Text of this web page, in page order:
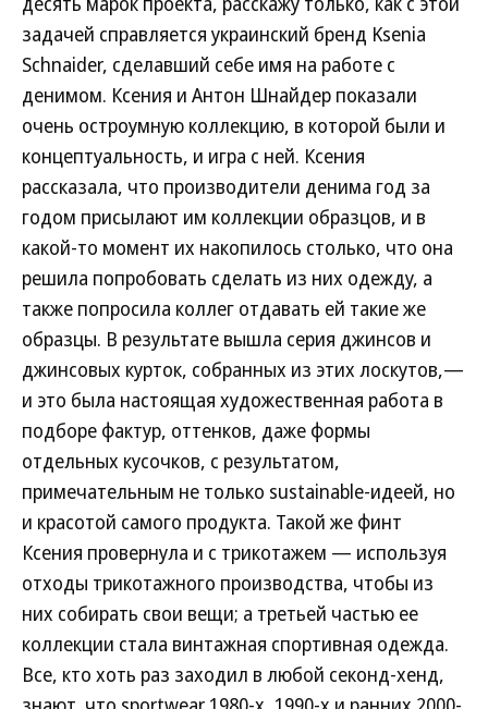
задачей справляется украинский бренд Ksenia
Schnaider, сделавший себе имя на работе с
денимом. Ксения и Антон Шнайдер показали
очень остроумную коллекцию, в которой были и
концептуальность, и игра с ней. Ксения
рассказала, что производители денима год за
годом присылают им коллекции образцов, и в
какой-то момент их накопилось столько, что она
решила попробовать сделать из них одежду, а
также попросила коллег отдавать ей такие же
образцы. В результате вышла серия джинсов и
джинсовых курток, собранных из этих лоскутов,—
и это была настоящая художественная работа в
подборе фактур, оттенков, даже формы
отдельных кусочков, с результатом,
примечательным не только sustainable-идеей, но
и красотой самого продукта. Такой же финт
Ксения провернула и с трикотажем — используя
отходы трикотажного производства, чтобы из
них собирать свои вещи; а третьей частью ее
коллекции стала винтажная спортивная одежда.
Все, кто хоть раз заходил в любой секонд-хенд,